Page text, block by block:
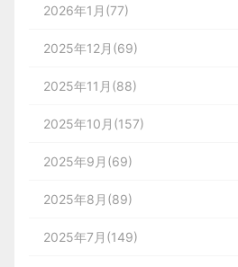
2026年1月(77)
2025年12月(69)
2025年11月(88)
2025年10月(157)
2025年9月(69)
2025年8月(89)
2025年7月(149)